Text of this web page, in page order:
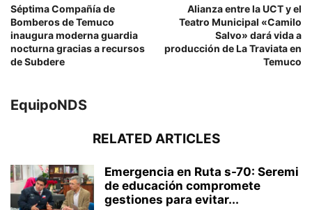
Séptima Compañía de
Bomberos de Temuco
inaugura moderna guardia
nocturna gracias a recursos
de Subdere
Alianza entre la UCT y el
Teatro Municipal «Camilo
Salvo» dará vida a
producción de La Traviata en
Temuco
EquipoNDS
RELATED ARTICLES
Emergencia en Ruta s-70: Seremi
de educación compromete
gestiones para evitar...